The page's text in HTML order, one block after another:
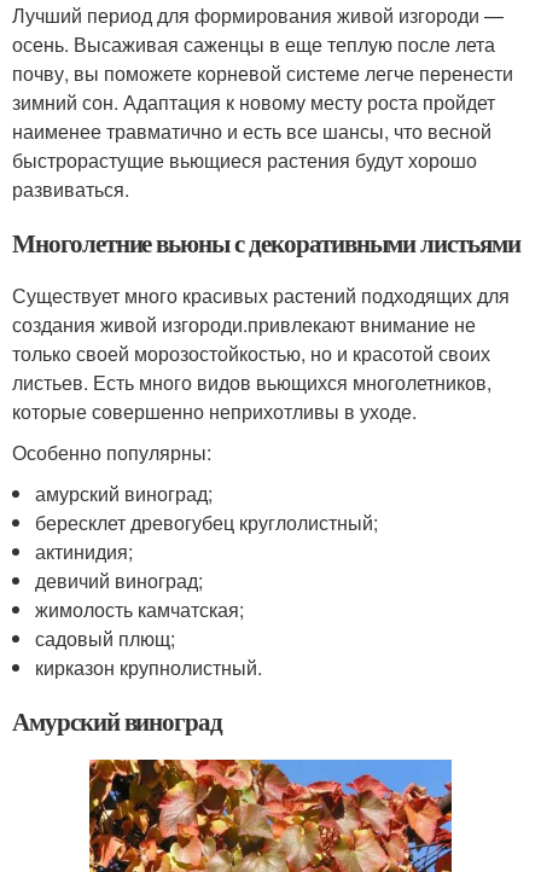
Лучший период для формирования живой изгороди —
осень. Высаживая саженцы в еще теплую после лета
почву, вы поможете корневой системе легче перенести
зимний сон. Адаптация к новому месту роста пройдет
наименее травматично и есть все шансы, что весной
быстрорастущие вьющиеся растения будут хорошо
развиваться.
Многолетние вьюны с декоративными листьями
Существует много красивых растений подходящих для
создания живой изгороди.привлекают внимание не
только своей морозостойкостью, но и красотой своих
листьев. Есть много видов вьющихся многолетников,
которые совершенно неприхотливы в уходе.
Особенно популярны:
амурский виноград;
бересклет древогубец круглолистный;
актинидия;
девичий виноград;
жимолость камчатская;
садовый плющ;
кирказон крупнолистный.
Амурский виноград